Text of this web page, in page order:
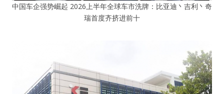
中国车企强势崛起 2026上半年全球车市洗牌：比亚迪丶吉利丶奇
瑞首度齐挤进前十